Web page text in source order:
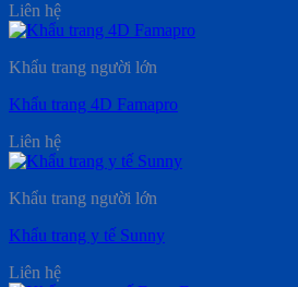
Liên hệ
Khẩu trang người lớn
Khẩu trang 4D Famapro
Liên hệ
Khẩu trang người lớn
Khẩu trang y tế Sunny
Liên hệ